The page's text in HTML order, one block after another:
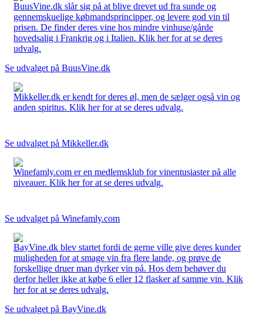
BuusVine.dk slår sig på at blive drevet ud fra sunde og
gennemskuelige købmandsprincipper, og levere god vin til
prisen. De finder deres vine hos mindre vinhuse/gårde
hovedsalig i Frankrig og i Italien. Klik her for at se deres
udvalg.
Se udvalget på BuusVine.dk
Mikkeller.dk er kendt for deres øl, men de sælger også vin og
anden spiritus. Klik her for at se deres udvalg.
Se udvalget på Mikkeller.dk
Winefamly.com er en medlemsklub for vinentusiaster på alle
niveauer. Klik her for at se deres udvalg.
Se udvalget på Winefamly.com
BayVine.dk blev startet fordi de gerne ville give deres kunder
muligheden for at smage vin fra flere lande, og prøve de
forskellige druer man dyrker vin på. Hos dem behøver du
derfor heller ikke at købe 6 eller 12 flasker af samme vin. Klik
her for at se deres udvalg.
Se udvalget på BayVine.dk